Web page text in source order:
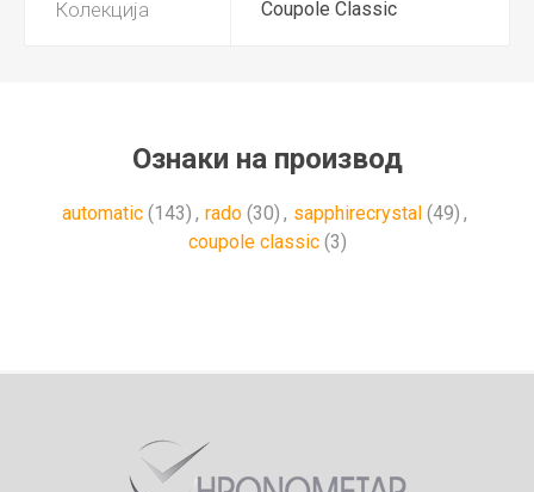
Колекција Coupole Classic
Ознаки на производ
automatic (143) , rado (30) , sapphirecrystal (49) ,
coupole classic (3)